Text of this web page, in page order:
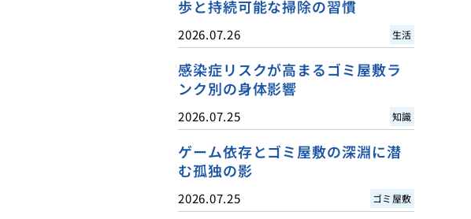
歩と持続可能な掃除の習慣
2026.07.26 生活
感染症リスクが高まるゴミ屋敷ラ
ンク別の身体影響
2026.07.25 知識
ゲーム依存とゴミ屋敷の深淵に潜
む孤独の影
2026.07.25 ゴミ屋敷